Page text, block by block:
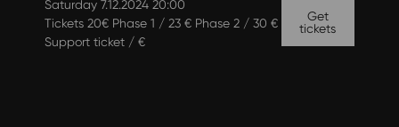
Saturday 7.12.2024 20:00
Tickets 20€ Phase 1 / 23 € Phase 2 / 30 €
Support ticket / €
Get
tickets